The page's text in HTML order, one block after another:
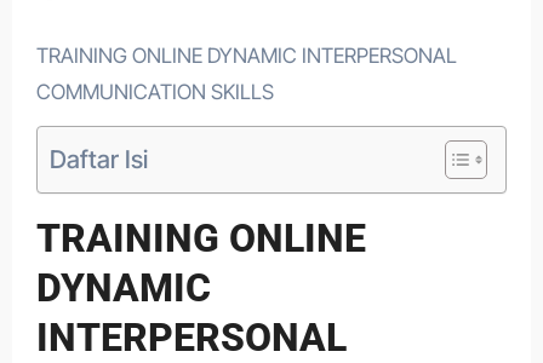
TRAINING ONLINE DYNAMIC INTERPERSONAL
COMMUNICATION SKILLS
Daftar Isi
TRAINING ONLINE
DYNAMIC
INTERPERSONAL